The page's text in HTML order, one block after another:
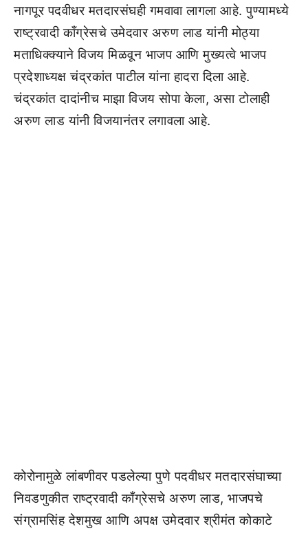
नागपूर पदवीधर मतदारसंघही गमवावा लागला आहे. पुण्यामध्ये
राष्ट्रवादी काँग्रेसचे उमेदवार अरुण लाड यांनी मोठ्या
मताधिक्क्याने विजय मिळवून भाजप आणि मुख्यत्वे भाजप
प्रदेशाध्यक्ष चंद्रकांत पाटील यांना हादरा दिला आहे.
चंद्रकांत दादांनीच माझा विजय सोपा केला, असा टोलाही
अरुण लाड यांनी विजयानंतर लगावला आहे.
कोरोनामुळे लांबणीवर पडलेल्या पुणे पदवीधर मतदारसंघाच्या
निवडणुकीत राष्ट्रवादी काँग्रेसचे अरुण लाड, भाजपचे
संग्रामसिंह देशमुख आणि अपक्ष उमेदवार श्रीमंत कोकाटे